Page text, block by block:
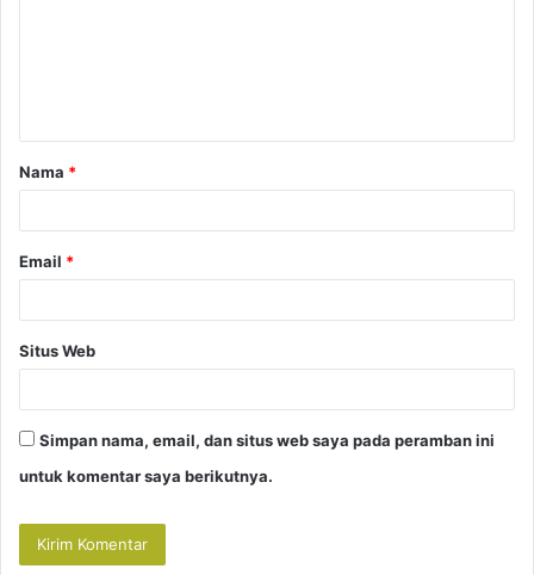
a
r
Nama *
Email *
Situs Web
Simpan nama, email, dan situs web saya pada peramban ini
untuk komentar saya berikutnya.